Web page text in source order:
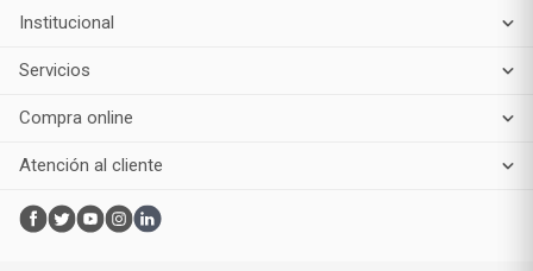
Institucional
Servicios
Compra online
Atención al cliente